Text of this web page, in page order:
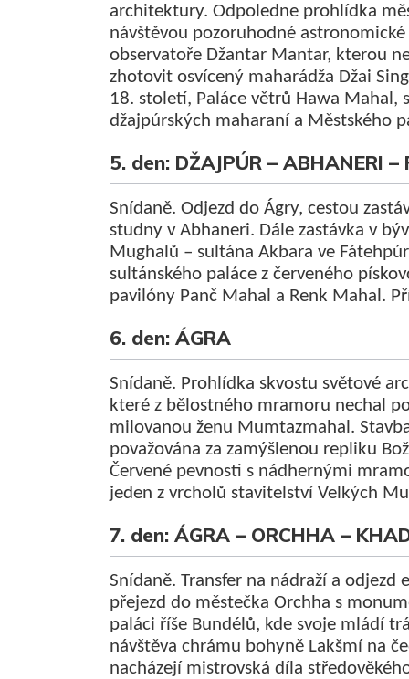
architektury. Odpoledne prohlídka
návštěvou pozoruhodné astronomické
observatoře Džantar Mantar, kterou
zhotovit osvícený maharádža Džai
18. století, Paláce větrů Hawa Mahal,
džajpúrských maharaní a Městského
5. den: DŽAJPÚR – ABHANERI –
Snídaně. Odjezd do Ágry, cestou
studny v Abhaneri. Dále zastávka v
Mughalů – sultána Akbara ve
sultánského paláce z červeného
pavilóny Panč Mahal a Renk Mahal.
6. den: ÁGRA
Snídaně. Prohlídka skvostu světové
které z bělostného mramoru nechal
milovanou ženu Mumtazmahal.
považována za zamýšlenou repliku
Červené pevnosti s nádhernými
jeden z vrcholů stavitelství Velkých
7. den: ÁGRA – ORCHHA –
Snídaně. Transfer na nádraží a odjezd
přejezd do městečka Orchha s
paláci říše Bundélů, kde svoje mládí
návštěva chrámu bohyně Lakšmí na
nacházejí mistrovská díla